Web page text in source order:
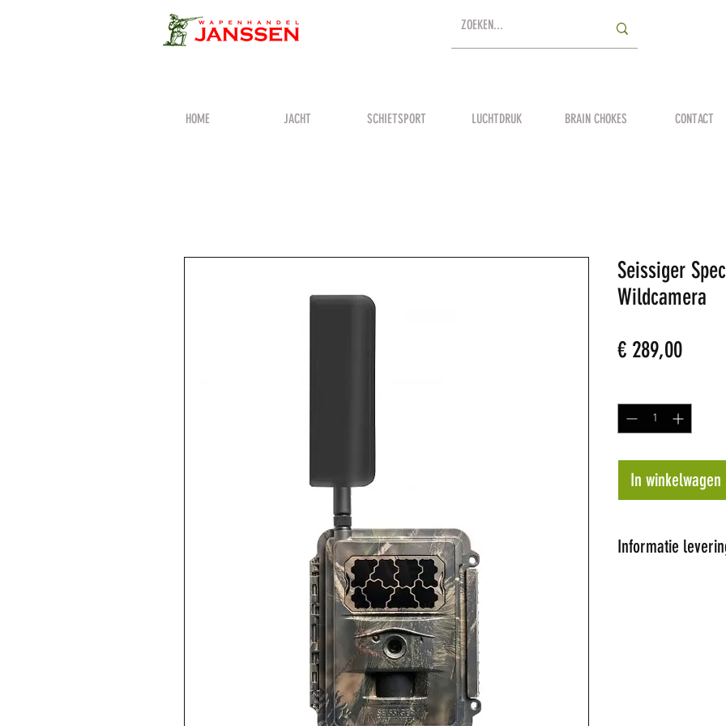
HOME JACHT SCHIETSPORT LUCHTDRUK BRAIN CHOKES CONTACT
Seissiger
Wildcamera
€ 289,00Prijs
In winkelwagen
Informatie